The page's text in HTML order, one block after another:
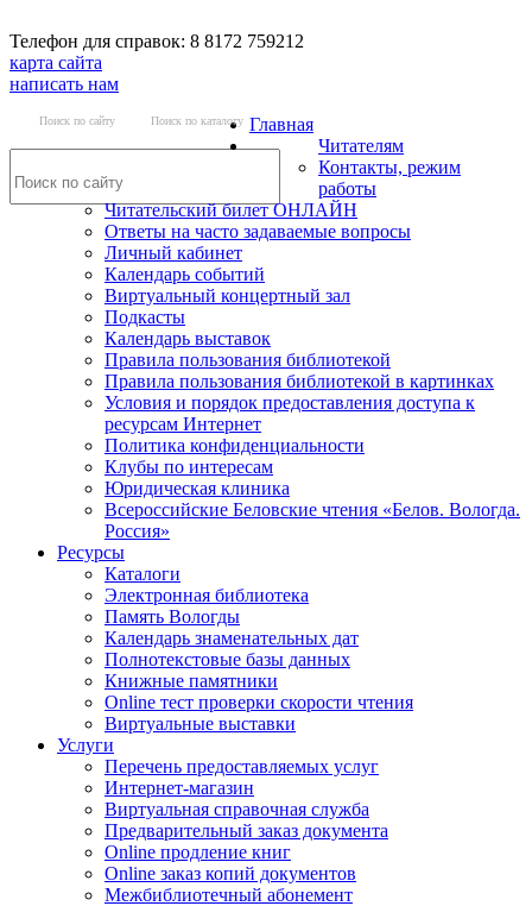
Телефон для справок: 8 8172 759212
карта сайта
написать нам
Поиск по сайту Поиск по каталогу Главная
Читателям
Контакты, режим
работы
Читательский билет ОНЛАЙН
Ответы на часто задаваемые вопросы
Личный кабинет
Календарь событий
Виртуальный концертный зал
Подкасты
Календарь выставок
Правила пользования библиотекой
Правила пользования библиотекой в картинках
Условия и порядок предоставления доступа к
ресурсам Интернет
Политика конфиденциальности
Клубы по интересам
Юридическая клиника
Всероссийские Беловские чтения «Белов. Вологда.
Россия»
Ресурсы
Каталоги
Электронная библиотека
Память Вологды
Календарь знаменательных дат
Полнотекстовые базы данных
Книжные памятники
Online тест проверки скорости чтения
Виртуальные выставки
Услуги
Перечень предоставляемых услуг
Интернет-магазин
Виртуальная справочная служба
Предварительный заказ документа
Online продление книг
Online заказ копий документов
Межбиблиотечный абонемент